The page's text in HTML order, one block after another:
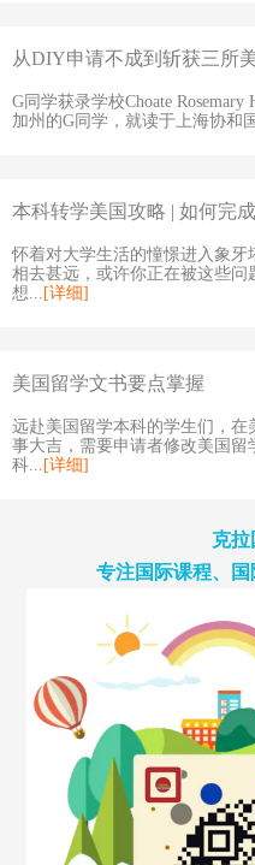
从DIY申请不成到斩获三所
G同学获录学校Choate
加州的G同学，就读于上海协和
本科转学美国攻略 | 如何完
怀着对大学生活的憧憬进入象
相去甚远，或许你正在被这些
想... [详细]
美国留学文书要点掌握
远赴美国留学本科的学生们，
事大吉，需要申请者修改美国
科... [详细]
克拉
专注国际课程、